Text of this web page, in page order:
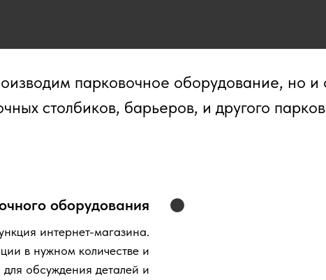
парковочное оборудование, но и
столбиков, барьеров, и другого
оборудования
интернет-магазина.
в нужном количестве и
обсуждения деталей и